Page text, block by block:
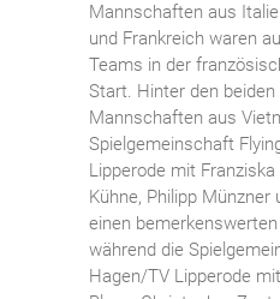
Mannschaften aus
und Frankreich waren
Teams in der
Start. Hinter den beiden
Mannschaften aus
Spielgemeinschaft
Lipperode mit Franziska
Kühne, Philipp
einen
während die
Hagen/TV Lipperode